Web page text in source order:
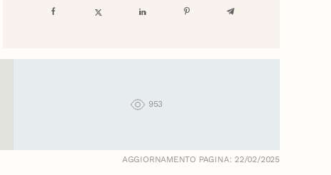
953
AGGIORNAMENTO PAGINA: 22/02/2025